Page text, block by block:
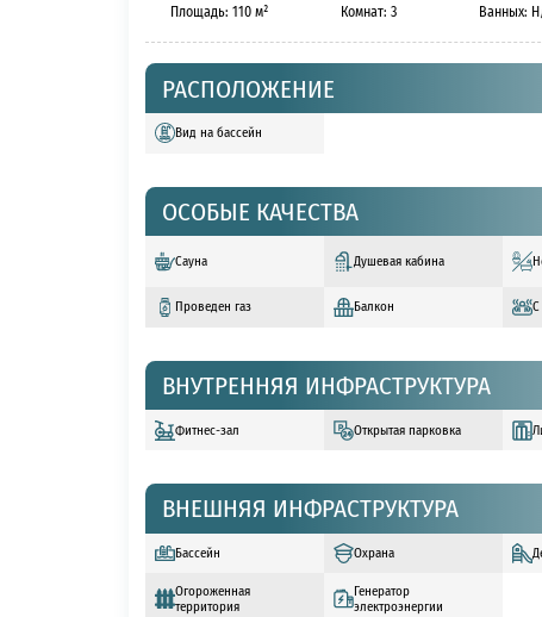
Площадь: 110 м² Комнат: 3 Ванных:
РАСПОЛОЖЕНИЕ
Вид на бассейн
ОСОБЫЕ КАЧЕСТВА
Сауна Душевая кабина
Проведен газ
Балкон
ВНУТРЕННЯЯ ИНФРАСТРУКТУРА
Фитнес-зал Открытая парковка
ВНЕШНЯЯ ИНФРАСТРУКТУРА
Бассейн Охрана
Огороженная
территория
Генератор
электроэнергии